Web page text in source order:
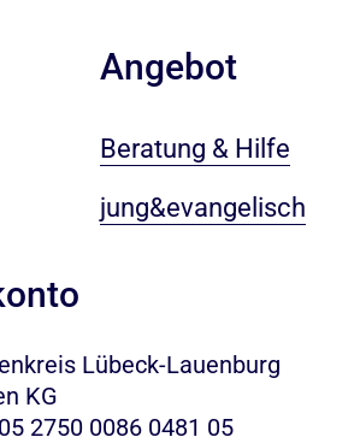
Angebot
Beratung & Hilfe
jung&evangelisch
Lübeck-Lauenburg
KG
2750 0086 0481 05